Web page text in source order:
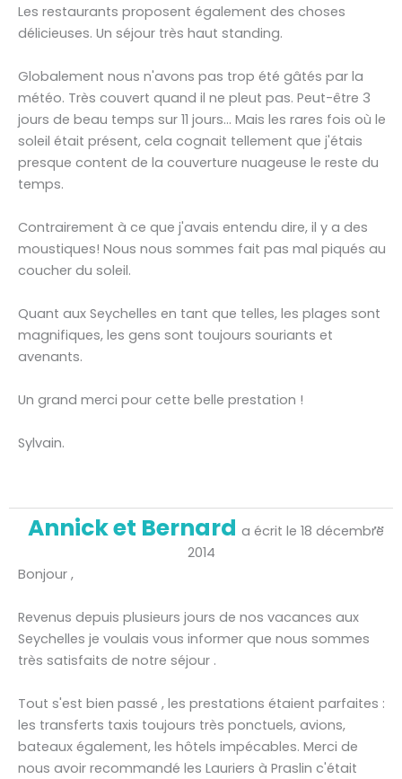
Les restaurants proposent également des choses
délicieuses. Un séjour très haut standing.
Globalement nous n'avons pas trop été gâtés par la
météo. Très couvert quand il ne pleut pas. Peut-être 3
jours de beau temps sur 11 jours... Mais les rares fois où le
soleil était présent, cela cognait tellement que j'étais
presque content de la couverture nuageuse le reste du
temps.
Contrairement à ce que j'avais entendu dire, il y a des
moustiques! Nous nous sommes fait pas mal piqués au
coucher du soleil.
Quant aux Seychelles en tant que telles, les plages sont
magnifiques, les gens sont toujours souriants et
avenants.
Un grand merci pour cette belle prestation !
Sylvain.
Annick et Bernard a écrit le 18 décembre
2014
Bonjour ,
Revenus depuis plusieurs jours de nos vacances aux
Seychelles je voulais vous informer que nous sommes
très satisfaits de notre séjour .
Tout s'est bien passé , les prestations étaient parfaites :
les transferts taxis toujours très ponctuels, avions,
bateaux également, les hôtels impécables. Merci de
nous avoir recommandé les Lauriers à Praslin c'était
...